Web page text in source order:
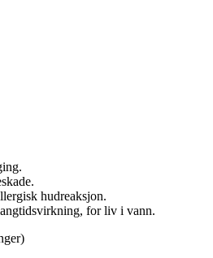
hudreaksjon.
for liv i vann.